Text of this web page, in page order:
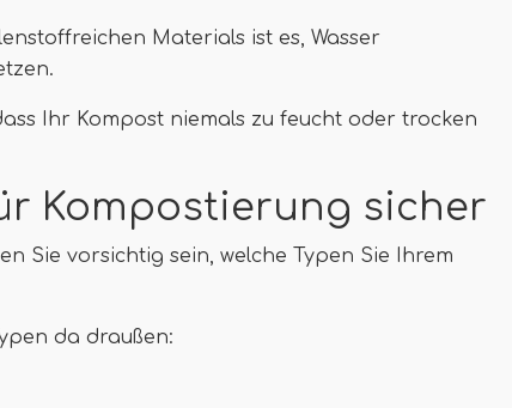
Materials ist es, Wasser
Ihr Kompost niemals zu feucht oder trocken
Kompostierung sicher
Sie vorsichtig sein, welche Typen Sie Ihrem
da draußen: